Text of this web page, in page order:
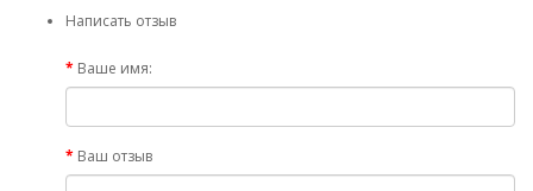
Написать отзыв
Ваше имя:
Ваш отзыв